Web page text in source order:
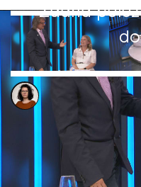
Žádná
Dominika Fuchsová
12. kvě 2026, 00:00
Místopředseda
výboru Miroslav
pořadu 360° na